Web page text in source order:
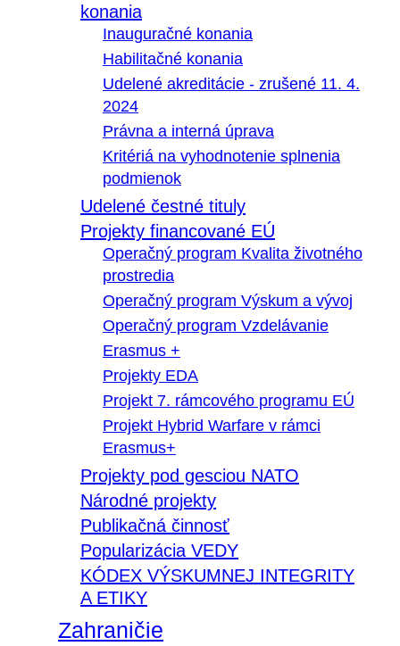
konania
Inauguračné konania
Habilitačné konania
Udelené akreditácie - zrušené 11. 4.
2024
Právna a interná úprava
Kritériá na vyhodnotenie splnenia
podmienok
Udelené čestné tituly
Projekty financované EÚ
Operačný program Kvalita životného
prostredia
Operačný program Výskum a vývoj
Operačný program Vzdelávanie
Erasmus +
Projekty EDA
Projekt 7. rámcového programu EÚ
Projekt Hybrid Warfare v rámci
Erasmus+
Projekty pod gesciou NATO
Národné projekty
Publikačná činnosť
Popularizácia VEDY
KÓDEX VÝSKUMNEJ INTEGRITY
A ETIKY
Zahraničie